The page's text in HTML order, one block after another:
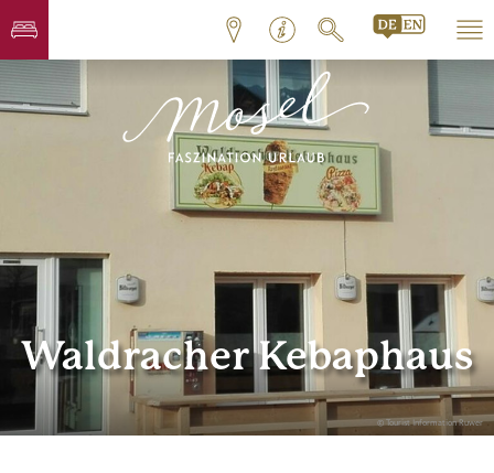
© Tourist Information Ruwer
Waldracher Kebaphaus